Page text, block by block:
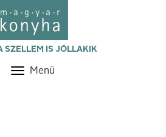
SZELLEM IS JÓLLAKIK
Toggle
Menü